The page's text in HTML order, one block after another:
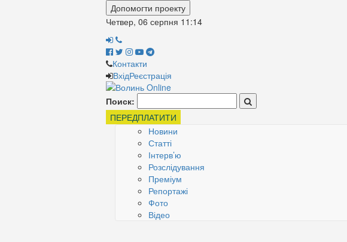
Допомогти проекту
Четвер, 06 серпня 11:14
Контакти
ВхідРеєстрація
Поиск:
ПЕРЕДПЛАТИТИ
Новини
Статті
Інтерв’ю
Розслідування
Преміум
Репортажі
Фото
Відео